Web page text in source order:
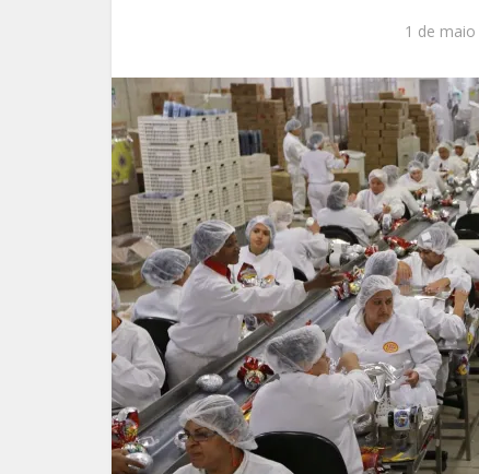
1 de